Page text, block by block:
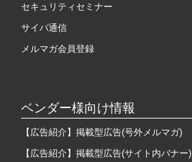
セキュリティセミナー
サイバ通信
メルマガ会員登録
ベンダー様向け情報
【広告紹介】掲載型広告(号外メルマガ)
【広告紹介】掲載型広告(サイト内バナー)